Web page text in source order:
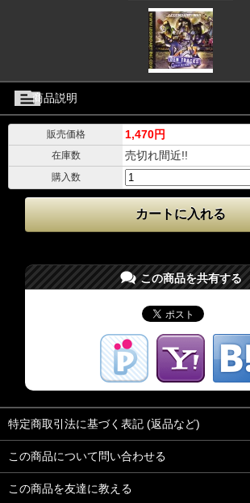
商品説明
販売価格 1,470円
在庫数 売切れ間近!!
購入数
この商品を共有する
特定商取引法に基づく表記 (返品など)
この商品について問い合わせる
この商品を友達に教える